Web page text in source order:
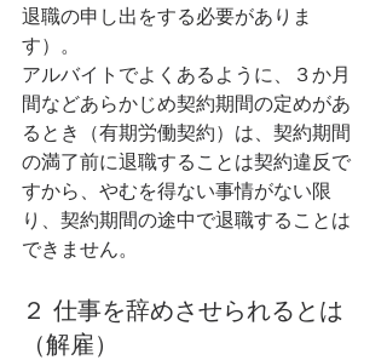
退職の申し出をする必要がありま
す）。
アルバイトでよくあるように、３か月
間などあらかじめ契約期間の定めがあ
るとき（有期労働契約）は、契約期間
の満了前に退職することは契約違反で
すから、やむを得ない事情がない限
り、契約期間の途中で退職することは
できません。
２ 仕事を辞めさせられるとは
（解雇）